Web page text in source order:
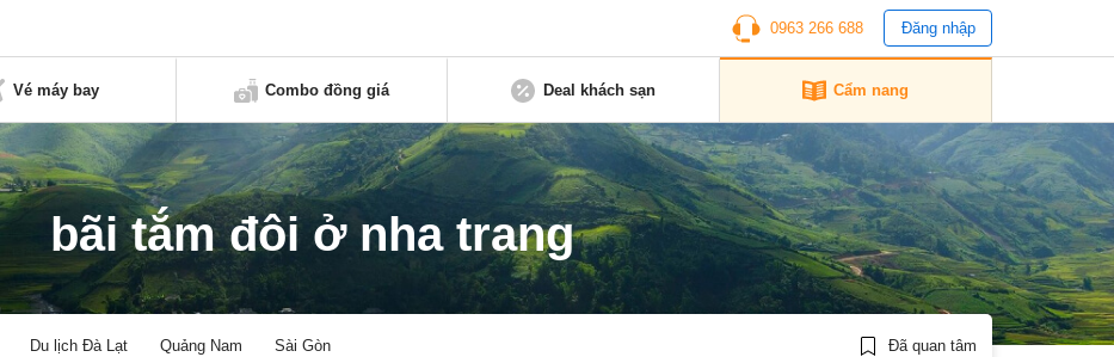
0963 266 688 Đăng nhập
Vé máy bay Combo đồng giá Deal khách sạn Cẩm nang
bãi tắm đôi ở nha trang
Du lịch Đà Lạt Quảng Nam Sài Gòn Đã quan tâm